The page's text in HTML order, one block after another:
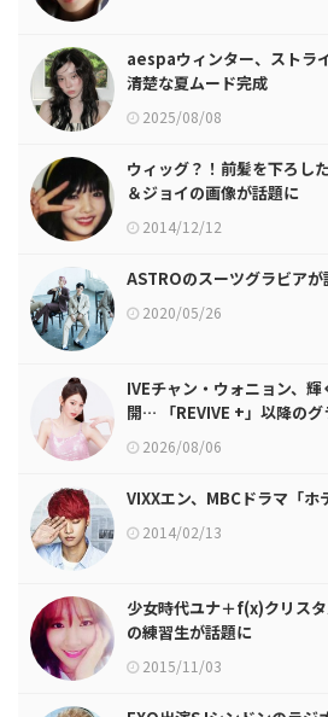
aespaウィンター、ストラ
清楚な夏ムード完成
2025/08/08
ウィッグ？！前髪を下ろし
＆ジョイの画像が話題に
2014/12/12
ASTROのスーツグラビアが
2020/05/26
IVEチャン・ウォニョン、
開… 「REVIVE +」以降の
2026/08/06
VIXXエン、MBCドラマ「
2014/02/13
少女時代ユナ＋f(x)クリス
の練習生が話題に
2015/11/03